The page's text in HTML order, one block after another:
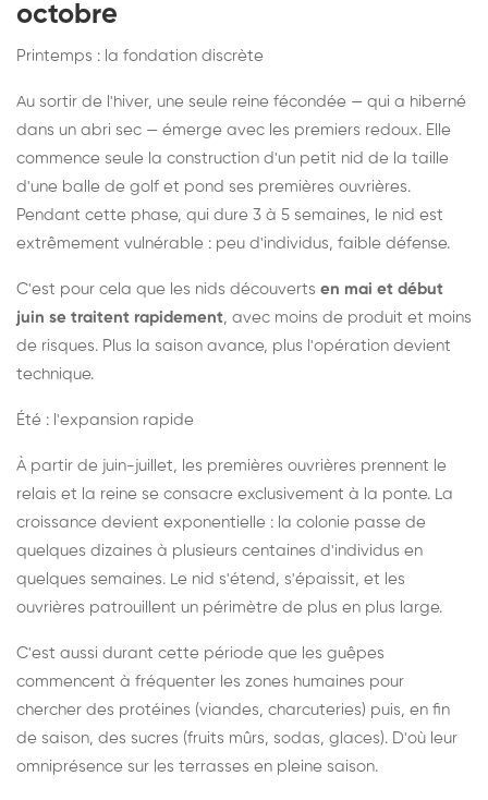
octobre
Printemps : la fondation discrète
Au sortir de l'hiver, une seule reine fécondée — qui a hiberné
dans un abri sec — émerge avec les premiers redoux. Elle
commence seule la construction d'un petit nid de la taille
d'une balle de golf et pond ses premières ouvrières.
Pendant cette phase, qui dure 3 à 5 semaines, le nid est
extrêmement vulnérable : peu d'individus, faible défense.
C'est pour cela que les nids découverts en mai et début
juin se traitent rapidement, avec moins de produit et moins
de risques. Plus la saison avance, plus l'opération devient
technique.
Été : l'expansion rapide
À partir de juin-juillet, les premières ouvrières prennent le
relais et la reine se consacre exclusivement à la ponte. La
croissance devient exponentielle : la colonie passe de
quelques dizaines à plusieurs centaines d'individus en
quelques semaines. Le nid s'étend, s'épaissit, et les
ouvrières patrouillent un périmètre de plus en plus large.
C'est aussi durant cette période que les guêpes
commencent à fréquenter les zones humaines pour
chercher des protéines (viandes, charcuteries) puis, en fin
de saison, des sucres (fruits mûrs, sodas, glaces). D'où leur
omniprésence sur les terrasses en pleine saison.